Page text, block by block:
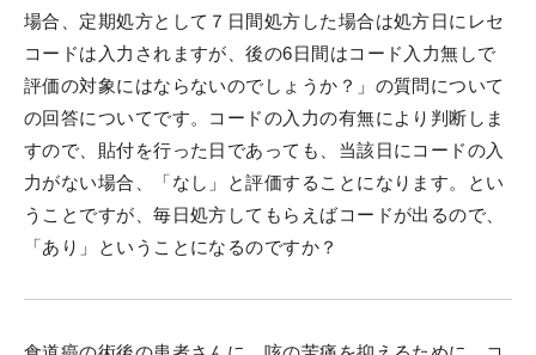
場合、定期処方として７日間処方した場合は処方日にレセ
コードは入力されますが、後の6日間はコード入力無しで
評価の対象にはならないのでしょうか？」の質問について
の回答についてです。コードの入力の有無により判断しま
すので、貼付を行った日であっても、当該日にコードの入
力がない場合、「なし」と評価することになります。とい
うことですが、毎日処方してもらえばコードが出るので、
「あり」ということになるのですか？